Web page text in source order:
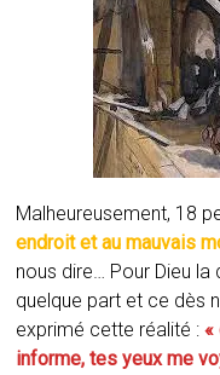
Malheureusement, 18
endroit et au mauvais
nous dire… Pour Dieu
quelque part et ce dès
exprimé cette réalité : «
informe, tes yeux me